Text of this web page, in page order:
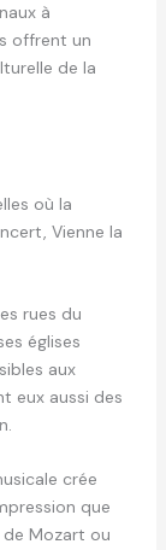
à
offrent un
de la
où la
Vienne la
rues du
églises
aux
eux aussi des
crée
que
Mozart ou